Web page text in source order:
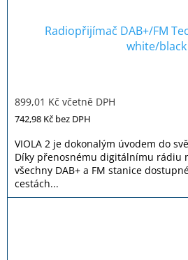
Radiopřijímač DAB+/FM
white/black
produktu
je
z
5
hvězdiček.
899,01 Kč včetně DPH
742,98 Kč bez DPH
VIOLA 2 je dokonalým úvodem do
Díky přenosnému digitálnímu rádiu
všechny DAB+ a FM stanice
cestách...